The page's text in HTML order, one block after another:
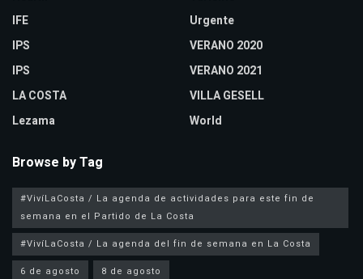
IFE
IPS
IPS
LA COSTA
Lezama
Urgente
VERANO 2020
VERANO 2021
VILLA GESELL
World
Browse by Tag
#VivíLaCosta / La agenda de actividades para este fin de
semana en el Partido de La Costa
#VivíLaCosta / La agenda del fin de semana en La Costa
6 de agosto
8 de agosto